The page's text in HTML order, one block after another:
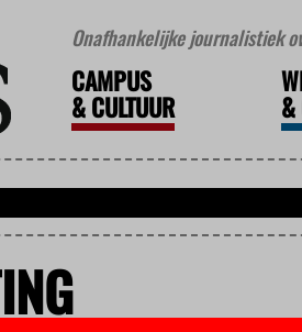
Onafhankelijke journalistiek
CAMPUS
&CULTUUR &